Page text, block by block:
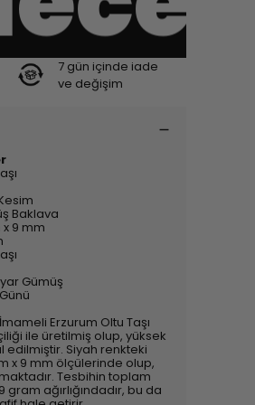
7 gün içinde iade
ve değişim
Baklava
9 mm
Gümüş
Erzurum Oltu Taşı
ile üretilmiş olup, yüksek
edilmiştir. Siyah renkteki
x 9 mm ölçülerinde olup,
Tesbihin toplam
ağırlığındadır, bu da